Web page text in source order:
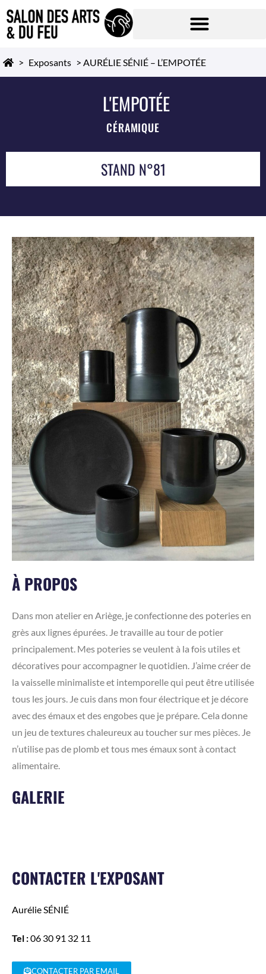
> Exposants > AURÉLIE SÉNIÉ – L’EMPOTÉE
L'EMPOTÉE
CÉRAMIQUE
STAND N°81
À PROPOS
Dans mon atelier en Ariège, je confectionne des poteries en
grès aux lignes épurées. Je travaille au tour de potier
principalement. Mes poteries se veulent à la fois utiles et
décoratives pour accompagner le quotidien. J’aime créer de
la vaisselle minimaliste et intemporelle qui peut être utilisée
tous les jours. Je cuis dans mon four électrique et je décore
avec des émaux et des engobes que je prépare. Cela donne
un jeu de textures chaleureux au toucher sur mes pièces. Je
n’utilise pas de plomb et tous mes émaux sont à contact
alimentaire.
GALERIE
CONTACTER L'EXPOSANT
AurélieSÉNIÉ
Tel :06 30 91 32 11
CONTACTER PAR EMAIL